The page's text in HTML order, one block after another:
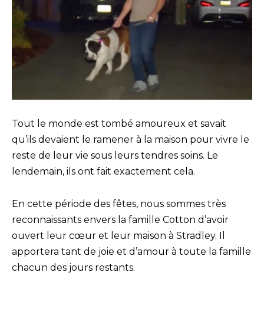
Tout le monde est tombé amoureux et savait
qu’ils devaient le ramener à la maison pour vivre le
reste de leur vie sous leurs tendres soins. Le
lendemain, ils ont fait exactement cela.
En cette période des fêtes, nous sommes très
reconnaissants envers la famille Cotton d’avoir
ouvert leur cœur et leur maison à Stradley. Il
apportera tant de joie et d’amour à toute la famille
chacun des jours restants.